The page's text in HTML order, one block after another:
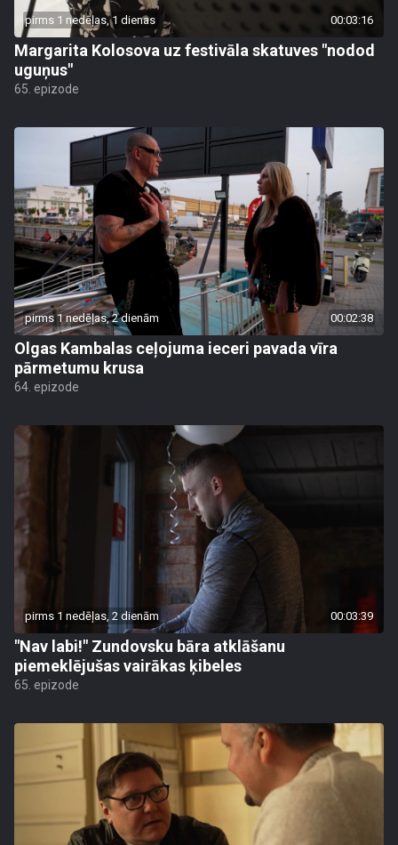
pirms 1 nedēļas, 1 dienas 00:03:16
Margarita Kolosova uz festivāla skatuves "nodod
uguņus"
65. epizode
pirms 1 nedēļas, 2 dienām 00:02:38
Olgas Kambalas ceļojuma ieceri pavada vīra
pārmetumu krusa
64. epizode
pirms 1 nedēļas, 2 dienām 00:03:39
"Nav labi!" Zundovsku bāra atklāšanu
piemeklējušas vairākas ķibeles
65. epizode